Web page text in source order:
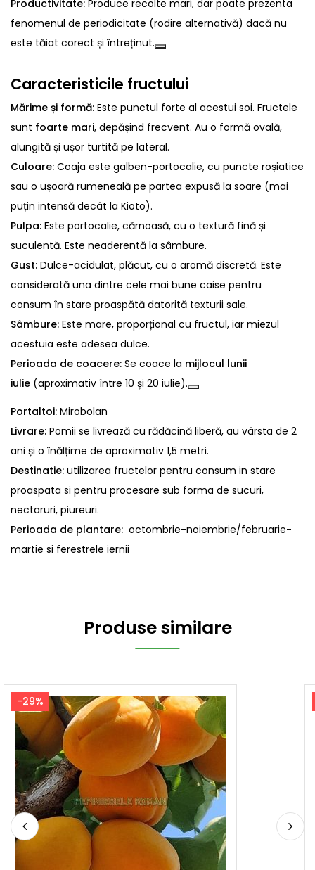
Productivitate: Produce recolte mari, dar poate prezenta
fenomenul de periodicitate (rodire alternativă) dacă nu
este tăiat corect și întreținut.
Caracteristicile fructului
Mărime și formă: Este punctul forte al acestui soi. Fructele
sunt foarte mari, depășind frecvent. Au o formă ovală,
alungită și ușor turtită pe lateral.
Culoare: Coaja este galben-portocalie, cu puncte roșiatice
sau o ușoară rumeneală pe partea expusă la soare (mai
puțin intensă decât la Kioto).
Pulpa: Este portocalie, cărnoasă, cu o textură fină și
suculentă. Este neaderentă la sâmbure.
Gust: Dulce-acidulat, plăcut, cu o aromă discretă. Este
considerată una dintre cele mai bune caise pentru
consum în stare proaspătă datorită texturii sale.
Sâmbure: Este mare, proporțional cu fructul, iar miezul
acestuia este adesea dulce.
Perioada de coacere: Se coace la mijlocul lunii
iulie (aproximativ între 10 și 20 iulie).
Portaltoi: Mirobolan
Livrare: Pomii se livrează cu rădăcină liberă, au vârsta de 2
ani și o înălțime de aproximativ 1,5 metri.
Destinatie: utilizarea fructelor pentru consum in stare
proaspata si pentru procesare sub forma de sucuri,
nectaruri, piureuri.
Perioada de plantare: octombrie-noiembrie/februarie-
martie si ferestrele iernii
Produse similare
-29%